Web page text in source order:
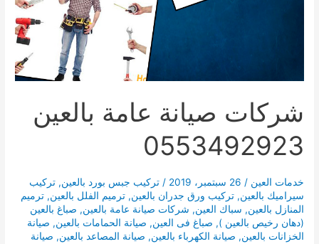
شركات صيانة عامة بالعين
0553492923
خدمات العين / 26 سبتمبر، 2019 /تركيب جبس بورد بالعين,تركيب
سيراميك بالعين,تركيب ورق جدران بالعين,ترميم الفلل بالعين,ترميم
المنازل بالعين, سباك العين, شركات صيانة عامة بالعين, صباغ بالعين
(دهان رخيص بالعين ), صباغ فى العين, صيانة الحمامات بالعين, صيانة
الخزانات بالعين, صيانة الكهرباء بالعين, صيانة المصاعد بالعين, صيانة